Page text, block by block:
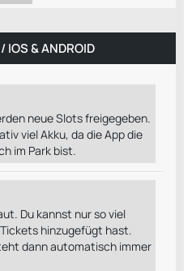
IOS & ANDROID
neue Slots freigegeben.
viel Akku, da die App die
im Park bist.
Du kannst nur so viel
hinzugefügt hast.
dann automatisch immer